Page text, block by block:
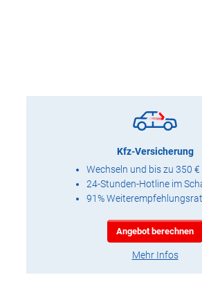
Kfz-Versicherung
Wechseln und bis zu 350 €
24-Stunden-Hotline im
91%
Angebot berechnen
Mehr Infos